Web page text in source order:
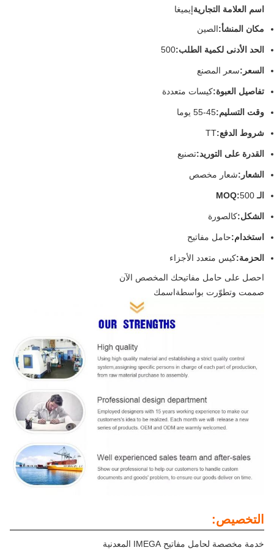
اسم العلامة التجاريةإيميغا
مكان المنشأ:الصين
الحد الأدنى لكمية الطلب:500
السعر: سعر المصنع
تفاصيل العبوة:كيسات متعددة
وقت التسليم:45-55 يوما
شروط الدفع:TT
القدرة على التوريد:تصنيع
الشعار: شعار مخصص
الـ MOQ:500
الشكل:كالصورة
استخدام:حامل مفاتيح
الحزمة:كيس متعدد الأجزاء
احصل على حامل مفاتيحك المخصص الآن
صممت وتطوّرت بواسطةاسمك
التخصيص:
خدمة مخصصة لحامل مفاتيح IMEGA المعدنية